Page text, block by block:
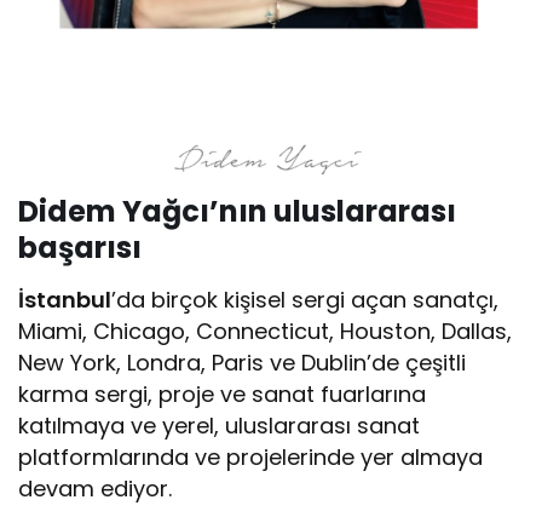
Didem Yağcı’nın uluslararası
başarısı
İstanbul’da birçok kişisel sergi açan sanatçı,
Miami, Chicago, Connecticut, Houston, Dallas,
New York, Londra, Paris ve Dublin’de çeşitli
karma sergi, proje ve sanat fuarlarına
katılmaya ve yerel, uluslararası sanat
platformlarında ve projelerinde yer almaya
devam ediyor.